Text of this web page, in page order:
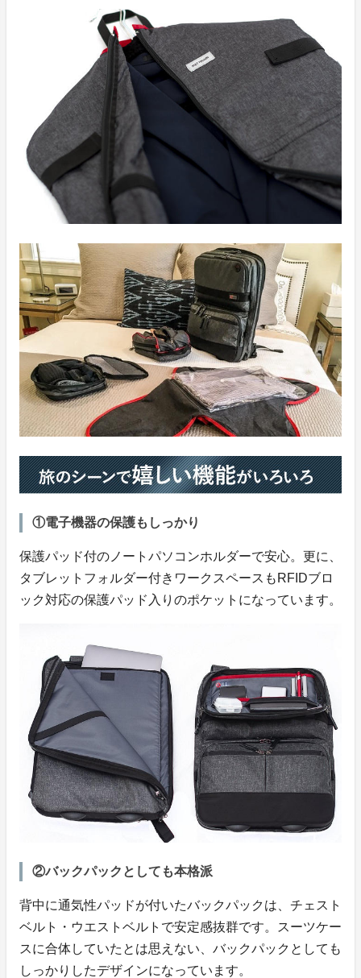
①電子機器の保護もしっかり
保護パッド付のノートパソコンホルダーで安心。更に、
タブレットフォルダー付きワークスペースもRFIDブロ
ック対応の保護パッド入りのポケットになっています。
②バックパックとしても本格派
背中に通気性パッドが付いたバックパックは、チェスト
ベルト・ウエストベルトで安定感抜群です。スーツケー
スに合体していたとは思えない、バックパックとしても
しっかりしたデザインになっています。